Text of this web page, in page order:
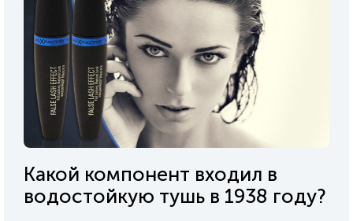
Какой компонент входил в
водостойкую тушь в 1938 году?